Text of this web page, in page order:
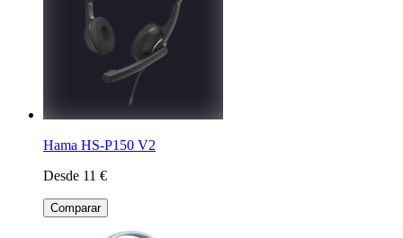
Hama HS-P150 V2
Desde 11 €
Comparar